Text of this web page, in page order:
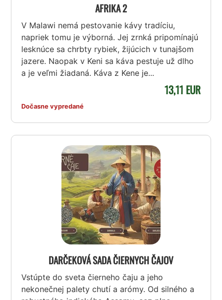
AFRIKA 2
V Malawi nemá pestovanie kávy tradíciu,
napriek tomu je výborná. Jej zrnká pripomínajú
lesknúce sa chrbty rybiek, žijúcich v tunajšom
jazere. Naopak v Keni sa káva pestuje už dlho
a je veľmi žiadaná. Káva z Kene je...
Dočasne vypredané
13,11 EUR
DARČEKOVÁ SADA ČIERNYCH ČAJOV
Vstúpte do sveta čierneho čaju a jeho
nekonečnej palety chutí a arómy. Od silného a